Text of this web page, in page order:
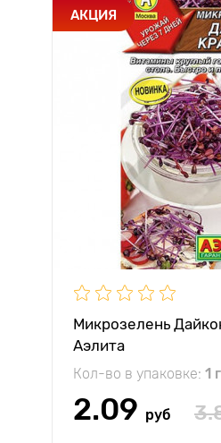
АКЦИЯ
Микрозелень
Аэлита
Кол-во в упаковке: 1 г
2.09 руб